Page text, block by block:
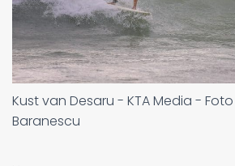
Kust van Desaru - KTA Media -
Baranescu